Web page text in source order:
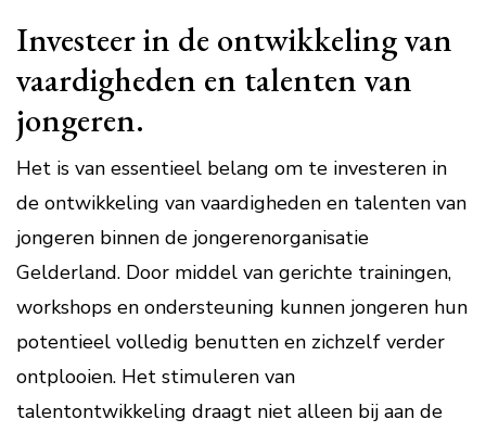
Investeer in de ontwikkeling van
vaardigheden en talenten van
jongeren.
Het is van essentieel belang om te investeren in
de ontwikkeling van vaardigheden en talenten van
jongeren binnen de jongerenorganisatie
Gelderland. Door middel van gerichte trainingen,
workshops en ondersteuning kunnen jongeren hun
potentieel volledig benutten en zichzelf verder
ontplooien. Het stimuleren van
talentontwikkeling draagt niet alleen bij aan de